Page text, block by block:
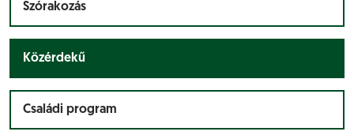
Szórakozás
Közérdekű
Családi program